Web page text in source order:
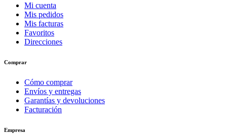
Mi cuenta
Mis pedidos
Mis facturas
Favoritos
Direcciones
Comprar
Cómo comprar
Envíos y entregas
Garantías y devoluciones
Facturación
Empresa